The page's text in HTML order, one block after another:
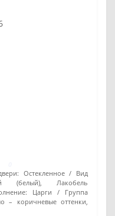
Остекленное
Вид
(белый), Лакобель
Царги
Группа
– коричневые оттенки,